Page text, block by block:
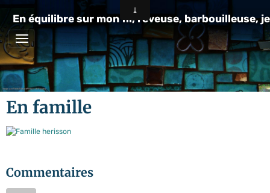
En équilibre sur mon fil, rêveuse, barbouilleuse,
En famille
Commentaires